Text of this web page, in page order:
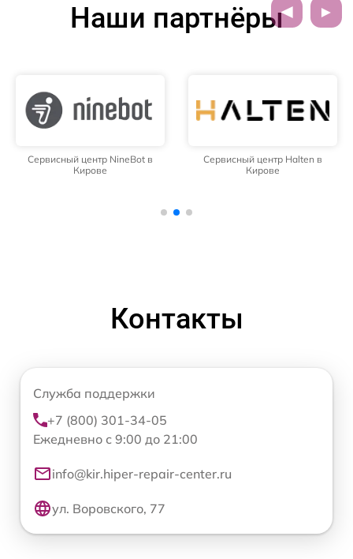
Наши партнёры
Сервисный центр NineBot в
Кирове
Сервисный центр Halten в
Кирове
Контакты
Служба поддержки
+7 (800) 301-34-05
Ежедневно с 9:00 до 21:00
info@kir.hiper-repair-center.ru
ул. Воровского, 77